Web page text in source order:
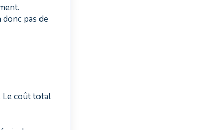
pas de
Le coût total